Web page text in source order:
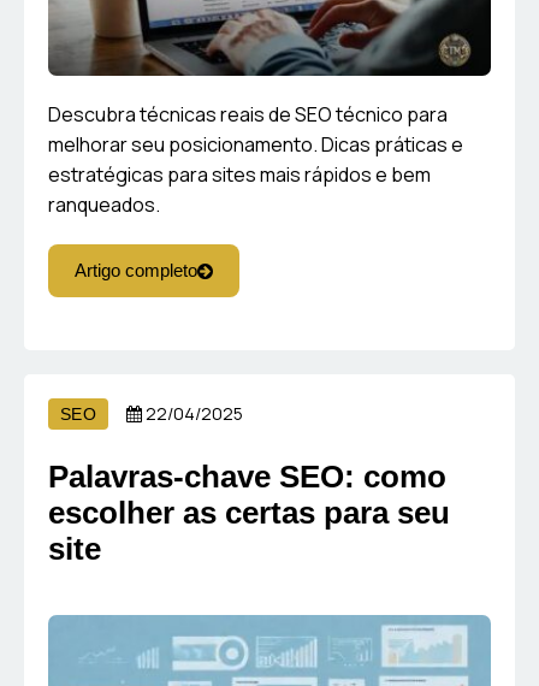
Descubra técnicas reais de SEO técnico para
melhorar seu posicionamento. Dicas práticas e
estratégicas para sites mais rápidos e bem
ranqueados.
Artigo completo
SEO 22/04/2025
Palavras-chave SEO: como
escolher as certas para seu
site